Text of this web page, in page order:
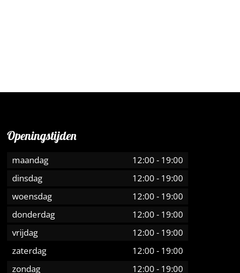
Openingstijden
maandag 12:00 - 19:00
dinsdag
12:00 - 19:00
woensdag
12:00 - 19:00
donderdag
12:00 - 19:00
vrijdag
12:00 - 19:00
zaterdag
12:00 - 19:00
zondag
12:00 - 19:00